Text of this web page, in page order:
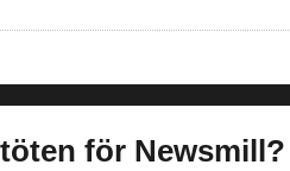
för Newsmill?